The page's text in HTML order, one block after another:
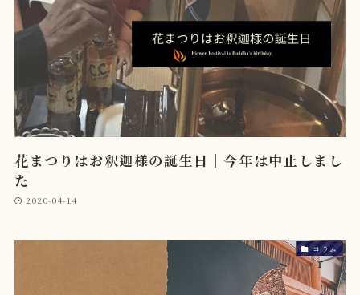
花まつりはお釈迦様の誕生日｜今年は中止しまし
た
2020-04-14
コラム